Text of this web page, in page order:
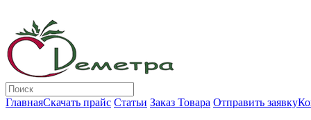
ГлавнаяСкачать прайс Статьи Заказ Товара Отправить заявку